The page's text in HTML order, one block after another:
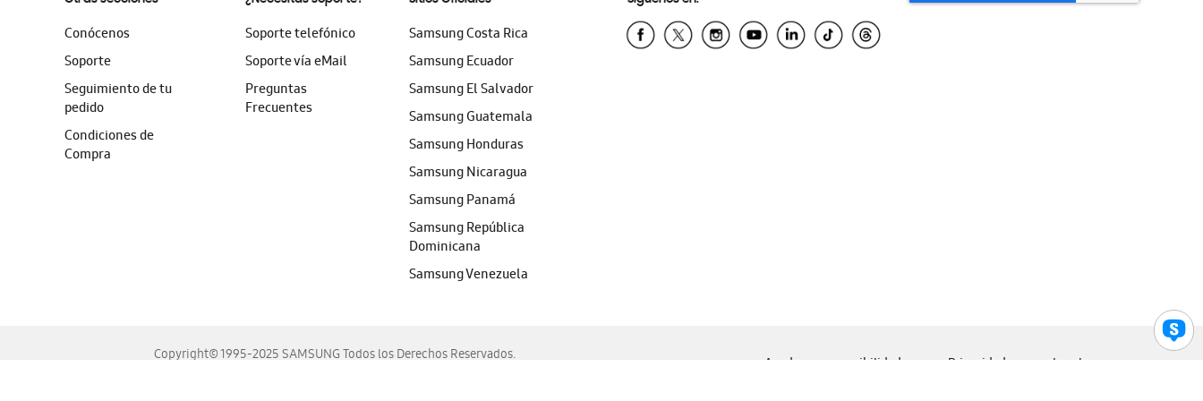
Conócenos
Soporte
Seguimiento de tu
pedido
Condiciones de
Compra
Soporte telefónico
Soporte vía eMail
Preguntas
Frecuentes
Samsung Costa Rica
Samsung Ecuador
Samsung El Salvador
Samsung Guatemala
Samsung Honduras
Samsung Nicaragua
Samsung Panamá
Samsung República
Dominicana
Samsung Venezuela
Copyright© 1995-2025 SAMSUNG Todos los Derechos Reservados.
Ayuda para accesibilidad Privacidad Legal